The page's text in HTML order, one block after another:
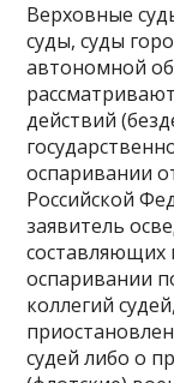
Верховные
суды, суды
автономной
действий
оспаривании
Российской
заявитель
составляющих
оспаривании
коллегий
судей либо о